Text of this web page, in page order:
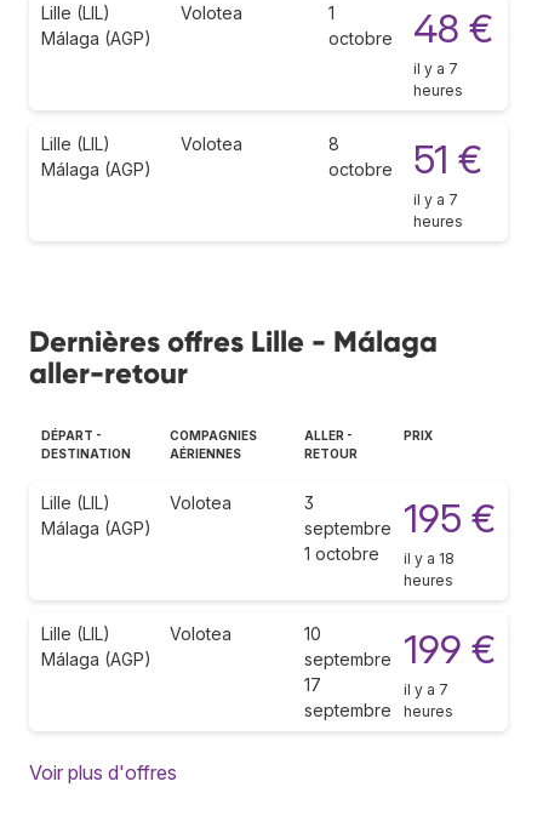
Lille (LIL)
Málaga (AGP)
Volotea
1
octobre
48 €
il y a 7
heures
Lille (LIL)
Málaga (AGP)
Volotea
8
octobre
51 €
il y a 7
heures
Dernières offres Lille - Málaga
aller-retour
DÉPART -
DESTINATION
COMPAGNIES
AÉRIENNES
ALLER -
RETOUR
PRIX
Lille (LIL)
Málaga (AGP)
Volotea
3
septembre
1 octobre
195 €
il y a 18
heures
Lille (LIL)
Málaga (AGP)
Volotea
10
septembre
17
septembre
199 €
il y a 7
heures
Voir plus d'offres